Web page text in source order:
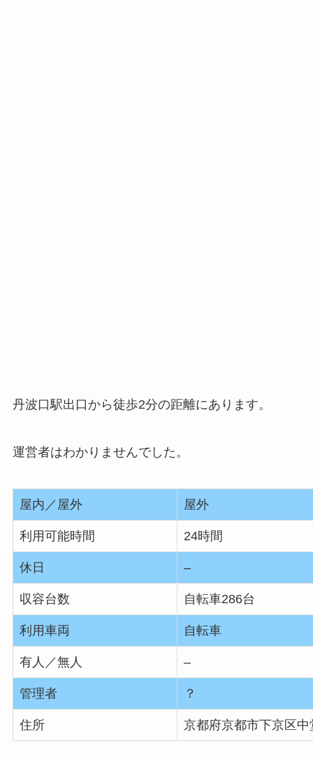
丹波口駅出口から徒歩2分の距離にあります。
運営者はわかりませんでした。
屋内／屋外 屋外
利用可能時間 24時間
休日 –
収容台数 自転車286台
利用車両 自転車
有人／無人 –
管理者 ？
住所 京都府京都市下京区中